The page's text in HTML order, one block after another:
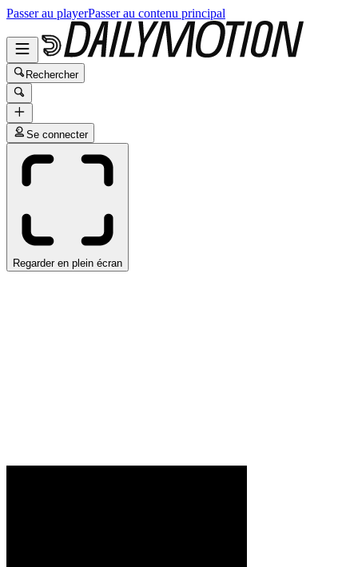
Passer au playerPasser au contenu principal
Rechercher
Se connecter
Regarder en plein écran